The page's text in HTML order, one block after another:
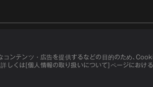
コンテンツ・広告を提供するなどの目的のため､
しくは[個人情報の取り扱いについて]ページにおけ